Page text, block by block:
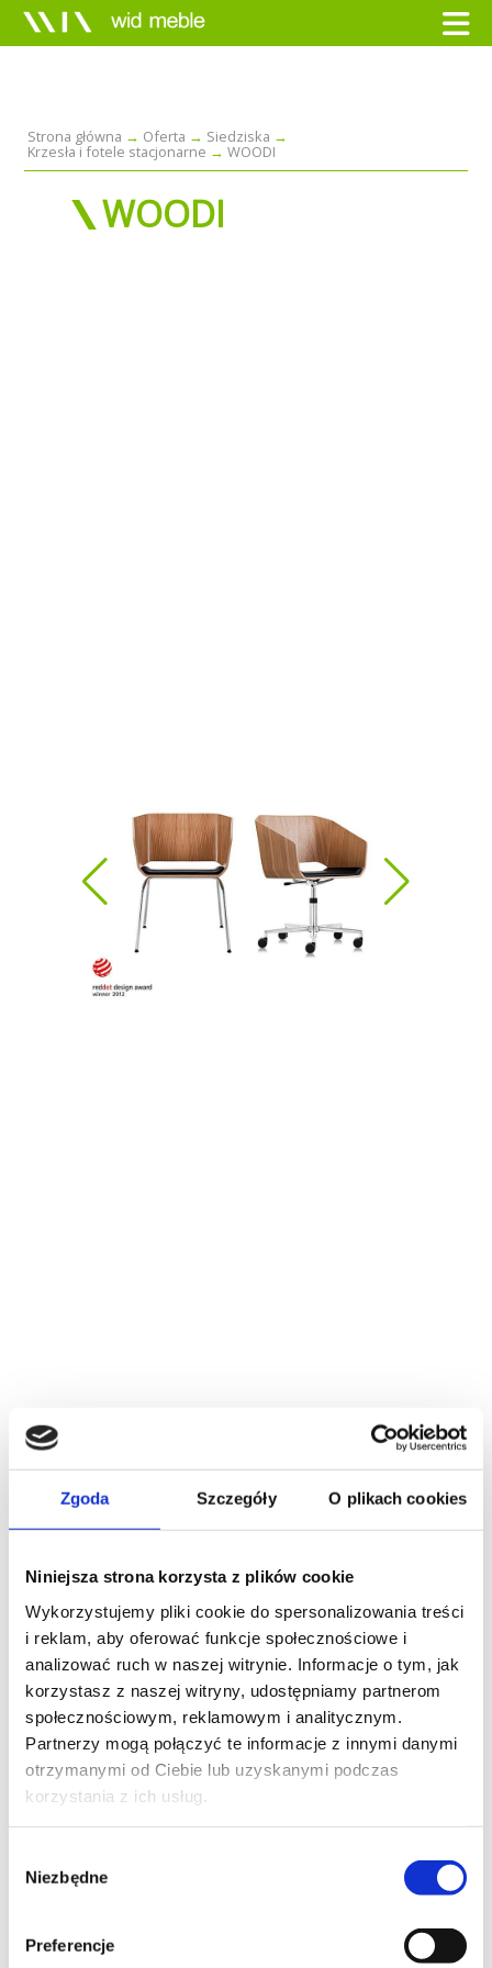
Zgoda Szczegóły O plikach cookies
Niniejsza strona korzysta z plików cookie
Wykorzystujemy pliki cookie do spersonalizowania treści
i reklam, aby oferować funkcje społecznościowe i
analizować ruch w naszej witrynie. Informacje o tym, jak
korzystasz z naszej witryny, udostępniamy partnerom
społecznościowym, reklamowym i analitycznym.
Partnerzy mogą połączyć te informacje z innymi danymi
otrzymanymi od Ciebie lub uzyskanymi podczas
korzystania z ich usług.
zgody
Niezbędne
Preferencje
Strona główna Oferta Siedziska
Krzesła i fotele stacjonarne WOODI
WOODI
WOODI to kontrast i symbioza
tradycyjnego materiału i futurystycznej